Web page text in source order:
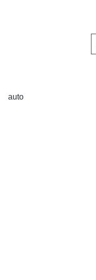
auto